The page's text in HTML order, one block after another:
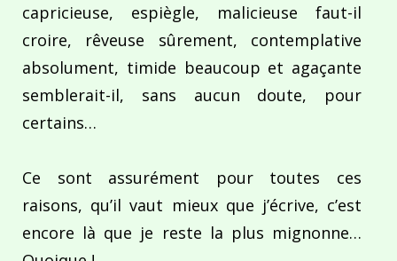
capricieuse, espiègle, malicieuse faut-il
croire, rêveuse sûrement, contemplative
absolument, timide beaucoup et agaçante
semblerait-il, sans aucun doute, pour
certains…
Ce sont assurément pour toutes ces
raisons, qu’il vaut mieux que j’écrive, c’est
encore là que je reste la plus mignonne…